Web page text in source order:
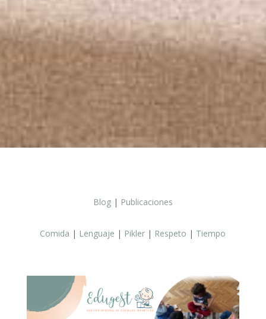
Blog| Publicaciones
Comida | Lenguaje | Pikler | Respeto | Tiempo